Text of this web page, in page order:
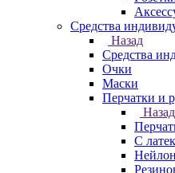
Средства
Назад
Средства
Очки
Маски
Перчатки и
Назад
С